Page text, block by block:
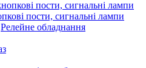
пости, сигнальні лампи
Релейне обладнання